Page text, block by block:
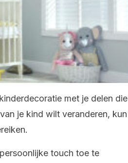
met je delen die
je kind wilt veranderen, kun
touch toe te